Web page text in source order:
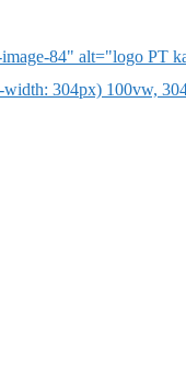
84" alt="logo PT
width: 304px) 100vw,